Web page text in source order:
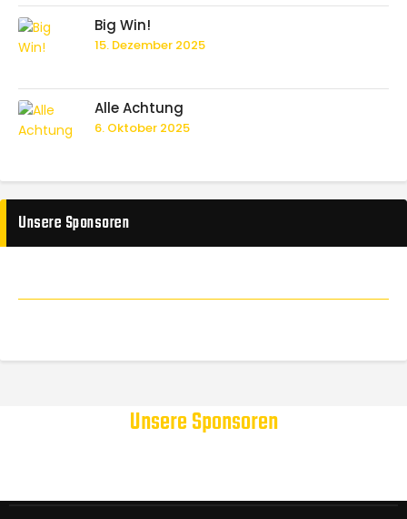
Big Win!
15. Dezember 2025
Alle Achtung
6. Oktober 2025
Unsere Sponsoren
Unsere Sponsoren